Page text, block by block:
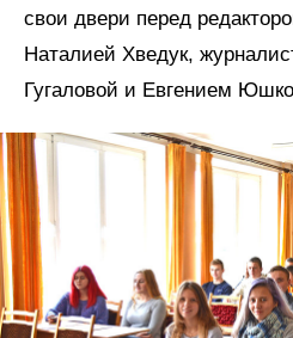
свои двери перед
Наталией Хведук,
Гугаловой и Евгением